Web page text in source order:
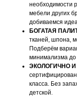
необходимости
мебели других
добиваемся
БОГАТАЯ
тканей, шпона,
Подберём
минимализма до
ЭКОЛОГИЧНО
класса. Без
детской.